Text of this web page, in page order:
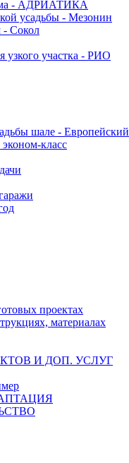
- АДРИАТИКА
усадьбы - Мезонин
- Сокол
узкого участка - РИО
шале - Европейский
класс
проектах
материалах
И ДОП. УСЛУГ